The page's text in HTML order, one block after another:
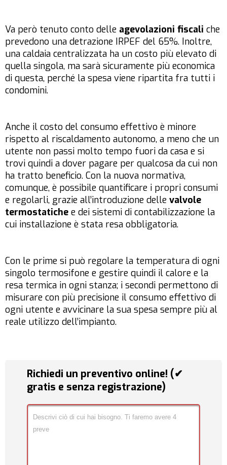
Va però tenuto conto delle agevolazioni fiscali che
prevedono una detrazione IRPEF del 65%. Inoltre,
una caldaia centralizzata ha un costo più elevato di
quella singola, ma sarà sicuramente più economica
di questa, perché la spesa viene ripartita fra tutti i
condomini.
Anche il costo del consumo effettivo è minore
rispetto al riscaldamento autonomo, a meno che un
utente non passi molto tempo fuori da casa e si
trovi quindi a dover pagare per qualcosa da cui non
ha tratto beneficio. Con la nuova normativa,
comunque, è possibile quantificare i propri consumi
e regolarli, grazie all’introduzione delle valvole
termostatiche e dei sistemi di contabilizzazione la
cui installazione è stata resa obbligatoria.
Con le prime si può regolare la temperatura di ogni
singolo termosifone e gestire quindi il calore e la
resa termica in ogni stanza; i secondi permettono di
misurare con più precisione il consumo effettivo di
ogni utente e avvicinare la sua spesa sempre più al
reale utilizzo dell’impianto.
Richiedi un preventivo online! (✔
gratis e senza registrazione)